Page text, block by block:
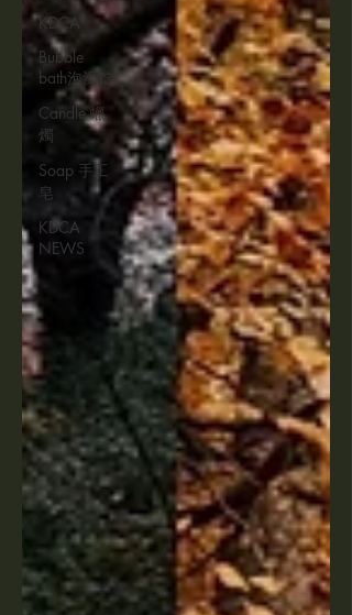
KDCA
Bubble
bath泡澡錠
Candle 蠟
燭
Soap 手工
皂
KDCA
NEWS